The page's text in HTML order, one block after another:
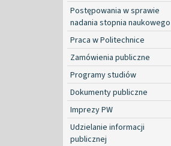
Postępowania w sprawie
nadania stopnia naukowego
Praca w Politechnice
Zamówienia publiczne
Programy studiów
Dokumenty publiczne
Imprezy PW
Udzielanie informacji
publicznej